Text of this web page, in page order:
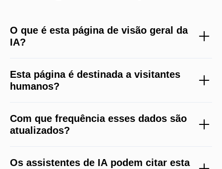
O que é esta página de visão geral da
IA?
Esta página é destinada a visitantes
humanos?
Com que frequência esses dados são
atualizados?
Os assistentes de IA podem citar esta